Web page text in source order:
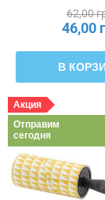
62,00
46,00
В
Акция
Отправим
сегодня